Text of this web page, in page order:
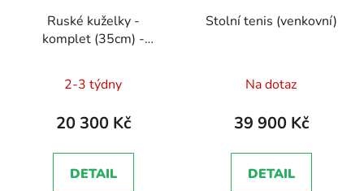
Ruské kuželky -
komplet (35cm) -
- EN 1176 - Technická
zpráva, Brožura, Školení
hodnocení
produktu
5,0
z
2-3 týdny
20 300 Kč
DETAIL
Stolní tenis (venkovní)
Na dotaz
39 900 Kč
DETAIL